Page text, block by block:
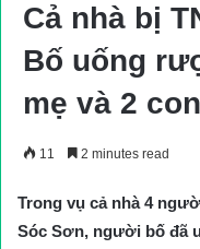
Cả nhà bị
Bố uống
mẹ và 2
11 2 minutes read
Trong vụ cả nhà 4
Sóc Sơn, người bố đã